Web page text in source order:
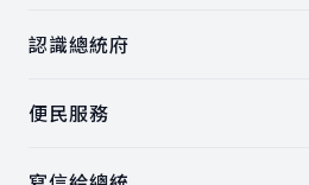
認識總統府
便民服務